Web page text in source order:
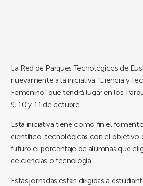
La Red de Parques Tecnológicos de
nuevamente a la iniciativa “Ciencia y
Femenino” que tendrá lugar en los
9, 10 y 11 de octubre.
Esta iniciativa tiene como fin el
científico-tecnológicas con el objetivo
futuro el porcentaje de alumnas que
de ciencias o tecnología.
Estas jornadas están dirigidas a